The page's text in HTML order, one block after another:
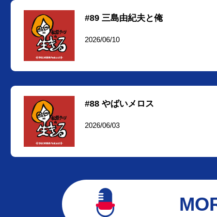
#89 三島由紀夫と俺
2026/06/10
#88 やばいメロス
2026/06/03